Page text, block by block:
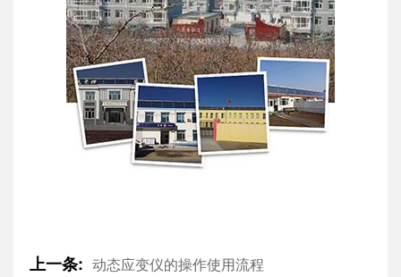
上一条: 动态应变仪的操作使用流程